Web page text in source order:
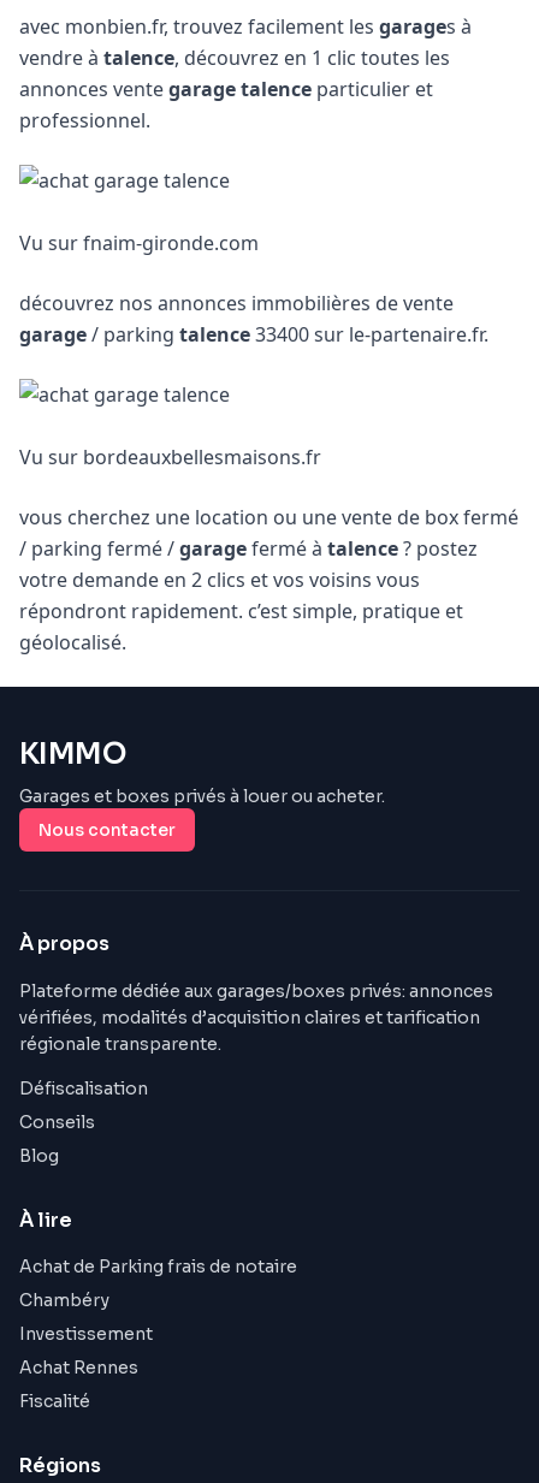
avec monbien.fr, trouvez facilement les garages à
vendre à talence, découvrez en 1 clic toutes les
annonces ventegarage talence particulier et
professionnel.
Vu sur fnaim-gironde.com
découvrez nos annonces immobilières de vente
garage/ parking talence33400 sur le-partenaire.fr.
Vu sur bordeauxbellesmaisons.fr
vous cherchez une location ou une vente de box fermé
/ parking fermé /garagefermé à talence? postez
votre demande en 2 clics et vos voisins vous
répondront rapidement. c’est simple, pratique et
géolocalisé.
KIMMO
Garages et boxes privés à louer ou acheter.
Nous contacter
À propos
Plateforme dédiée aux garages/boxes privés: annonces
vérifiées, modalités d’acquisition claires et tarification
régionale transparente.
Défiscalisation
Conseils
Blog
À lire
Achat de Parking frais de notaire
Chambéry
Investissement
Achat Rennes
Fiscalité
Régions